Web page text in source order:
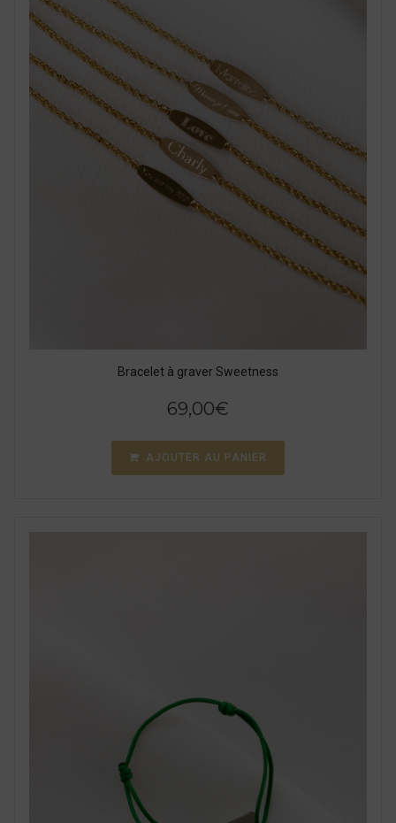
Bracelet à graver Sweetness
69,00€
AJOUTER AU PANIER